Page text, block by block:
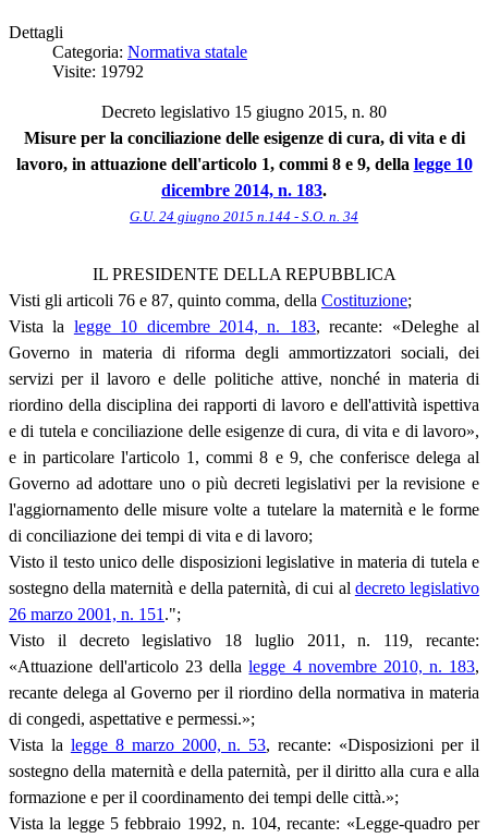
Dettagli
Categoria: Normativa statale
Visite: 19792
Decreto legislativo 15 giugno 2015, n. 80
Misure per la conciliazione delle esigenze di cura, di vita e di
lavoro, in attuazione dell'articolo 1, commi 8 e 9, della legge 10
dicembre 2014, n. 183.
G.U. 24 giugno 2015 n.144 - S.O. n. 34
IL PRESIDENTE DELLA REPUBBLICA
Visti gli articoli 76 e 87, quinto comma, della Costituzione;
Vista la legge 10 dicembre 2014, n. 183, recante: «Deleghe al
Governo in materia di riforma degli ammortizzatori sociali, dei
servizi per il lavoro e delle politiche attive, nonché in materia di
riordino della disciplina dei rapporti di lavoro e dell'attività ispettiva
e di tutela e conciliazione delle esigenze di cura, di vita e di lavoro»,
e in particolare l'articolo 1, commi 8 e 9, che conferisce delega al
Governo ad adottare uno o più decreti legislativi per la revisione e
l'aggiornamento delle misure volte a tutelare la maternità e le forme
di conciliazione dei tempi di vita e di lavoro;
Visto il testo unico delle disposizioni legislative in materia di tutela e
sostegno della maternità e della paternità, di cui al decreto legislativo
26 marzo 2001, n. 151 .";
Visto il decreto legislativo 18 luglio 2011, n. 119, recante:
«Attuazione dell'articolo 23 dellalegge 4 novembre 2010, n. 183,
recante delega al Governo per il riordino della normativa in materia
di congedi, aspettative e permessi.»;
Vista la legge 8 marzo 2000, n. 53, recante: «Disposizioni per il
sostegno della maternità e della paternità, per il diritto alla cura e alla
formazione e per il coordinamento dei tempi delle città.»;
Vista la legge 5 febbraio 1992, n. 104, recante: «Legge-quadro per